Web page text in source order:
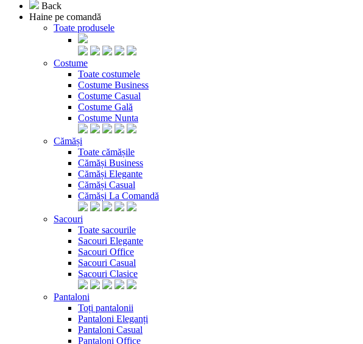
Back
Haine pe comandă
Toate produsele
Costume
Toate costumele
Costume Business
Costume Casual
Costume Gală
Costume Nunta
Cămăși
Toate cămășile
Cămăși Business
Cămăși Elegante
Cămăși Casual
Cămăși La Comandă
Sacouri
Toate sacourile
Sacouri Elegante
Sacouri Office
Sacouri Casual
Sacouri Clasice
Pantaloni
Toți pantalonii
Pantaloni Eleganți
Pantaloni Casual
Pantaloni Office